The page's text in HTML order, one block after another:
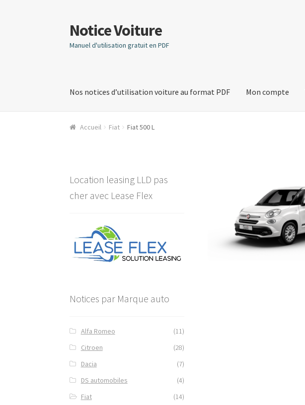
Aller
à
la
Aller
au
contenu
Notice Voiture
Manuel d'utilisation gratuit en PDF
Nos notices d’utilisation voiture au format PDF Mon compte
Accueil Fiat Fiat 500 L
Location leasing LLD pas
cher avec Lease Flex
Notices par Marque auto
Alfa Romeo
(11)
Citroen
(28)
Dacia
(7)
DS automobiles
(4)
Fiat
(14)